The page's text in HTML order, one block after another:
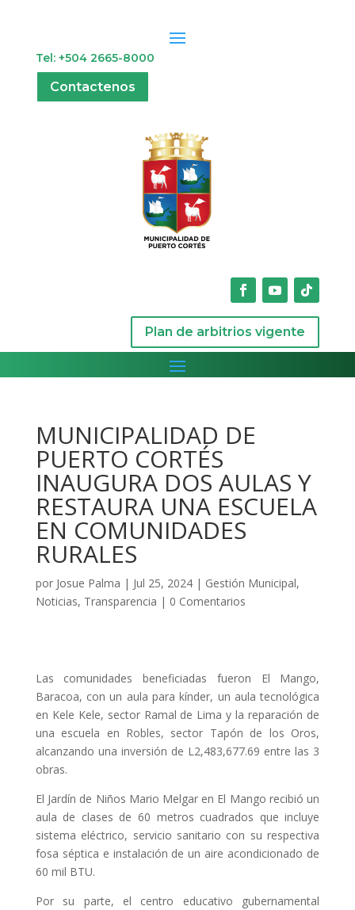
Tel: +504 2665-8000
Contactenos
Plan de arbitrios vigente
MUNICIPALIDAD DE
PUERTO CORTÉS
INAUGURA DOS AULAS Y
RESTAURA UNA ESCUELA
EN COMUNIDADES
RURALES
por Josue Palma | Jul 25, 2024| Gestión Municipal,
Noticias, Transparencia | 0 Comentarios
Las comunidades beneficiadas fueron El Mango,
Baracoa, con un aula para kínder, un aula tecnológica
en Kele Kele, sector Ramal de Lima y la reparación de
una escuela en Robles, sector Tapón de los Oros,
alcanzando una inversión de L2,483,677.69 entre las 3
obras.
El Jardín de Niños Mario Melgar en El Mango recibió un
aula de clases de 60 metros cuadrados que incluye
sistema eléctrico, servicio sanitario con su respectiva
fosa séptica e instalación de un aire acondicionado de
60 mil BTU.
Por su parte, el centro educativo gubernamental